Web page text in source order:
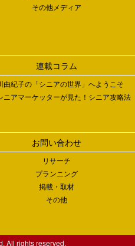
その他メディア
連載コラム
由紀子の「シニアの世界」へようこそ
ニアマーケッターが見た！シニア攻略法
お問い合わせ
リサーチ
プランニング
掲載・取材
その他
All rights reserved.